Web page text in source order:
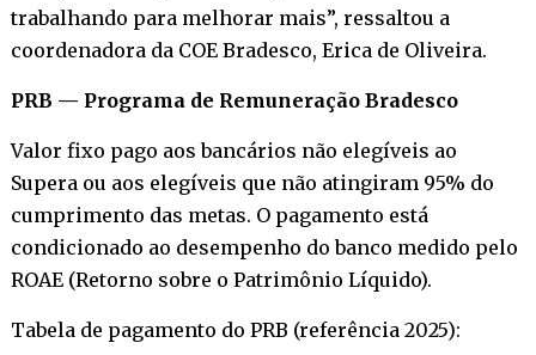
trabalhando para melhorar mais”, ressaltou a
coordenadora da COE Bradesco, Erica de Oliveira.
PRB — Programa de Remuneração Bradesco
Valor fixo pago aos bancários não elegíveis ao
Supera ou aos elegíveis que não atingiram 95% do
cumprimento das metas. O pagamento está
condicionado ao desempenho do banco medido pelo
ROAE (Retorno sobre o Patrimônio Líquido).
Tabela de pagamento do PRB (referência 2025):